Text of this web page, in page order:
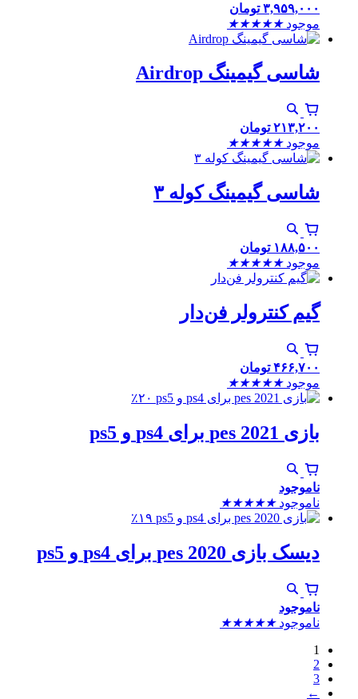
۳,۹۵۹,۰۰۰ تومان
موجود ★
★
★
★
★
شاسی گیمینگ Airdrop
۲۱۳,۲۰۰ تومان
موجود ★
★
★
★
★
شاسی گیمینگ کوله ۳
۱۸۸,۵۰۰ تومان
موجود ★
★
★
★
★
گیم کنترولر فن‌دار
۴۶۶,۷۰۰ تومان
موجود ★
★
★
★
★
٪۲۰
بازی pes 2021 برای ps4 و ps5
ناموجود
ناموجود ★
★
★
★
★
٪۱۹
دیسک بازی pes 2020 برای ps4 و ps5
ناموجود
ناموجود ★
★
★
★
★
1
2
3
←